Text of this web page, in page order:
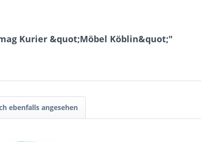
Kurier &quot;Möbel Köblin&quot;"
ebenfalls angesehen